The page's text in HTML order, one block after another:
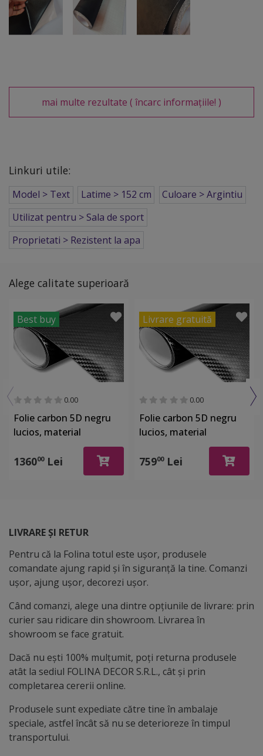
mai multe rezultate ( încarc informațiile! )
Linkuri utile:
Model > Text Latime > 152 cm
Culoare > Argintiu
Utilizat pentru > Sala de sport
Proprietati > Rezistent la apa
Alege calitate superioară
Best buy
0.00
Folie carbon 5D negru
lucios, material
bubblefree, rolă de 152
cm x 18 metri
136000Lei
Livrare gratuită
0.00
Folie carbon 5D negru
lucios, material
bubblefree, rolă de 152
cm x 10 metri
75900Lei
LIVRARE ȘI RETUR
Pentru că la Folina totul este ușor, produsele
comandate ajung rapid și în siguranță la tine. Comanzi
ușor, ajung ușor, decorezi ușor.
Când comanzi, alege una dintre opțiunile de livrare: prin
curier sau ridicare din showroom. Livrarea în
showroom se face gratuit.
Dacă nu ești 100% mulțumit, poți returna produsele
atât la sediul FOLINA DECOR S.R.L., cât și prin
completarea cererii online.
Produsele sunt expediate către tine în ambalaje
speciale, astfel încât să nu se deterioreze în timpul
transportului.